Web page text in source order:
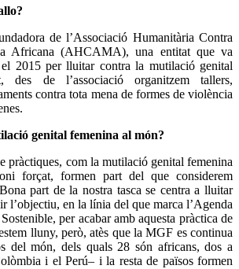
de l’Associació Humanitària Contra
Africana (AHCAMA), una entitat que va
2015 per lluitar contra la mutilació genital
des de l’associació organitzem tallers,
contra tota mena de formes de violència
genital femenina al món?
pràctiques, com la mutilació genital femenina
forçat, formen part del que considerem
part de la nostra tasca se centra a lluitar
l’objectiu, en la línia del que marca l’Agenda
per acabar amb aquesta pràctica de
lluny, però, atès que la MGF es continua
del món, dels quals 28 són africans, dos a
i el Perú– i la resta de països formen